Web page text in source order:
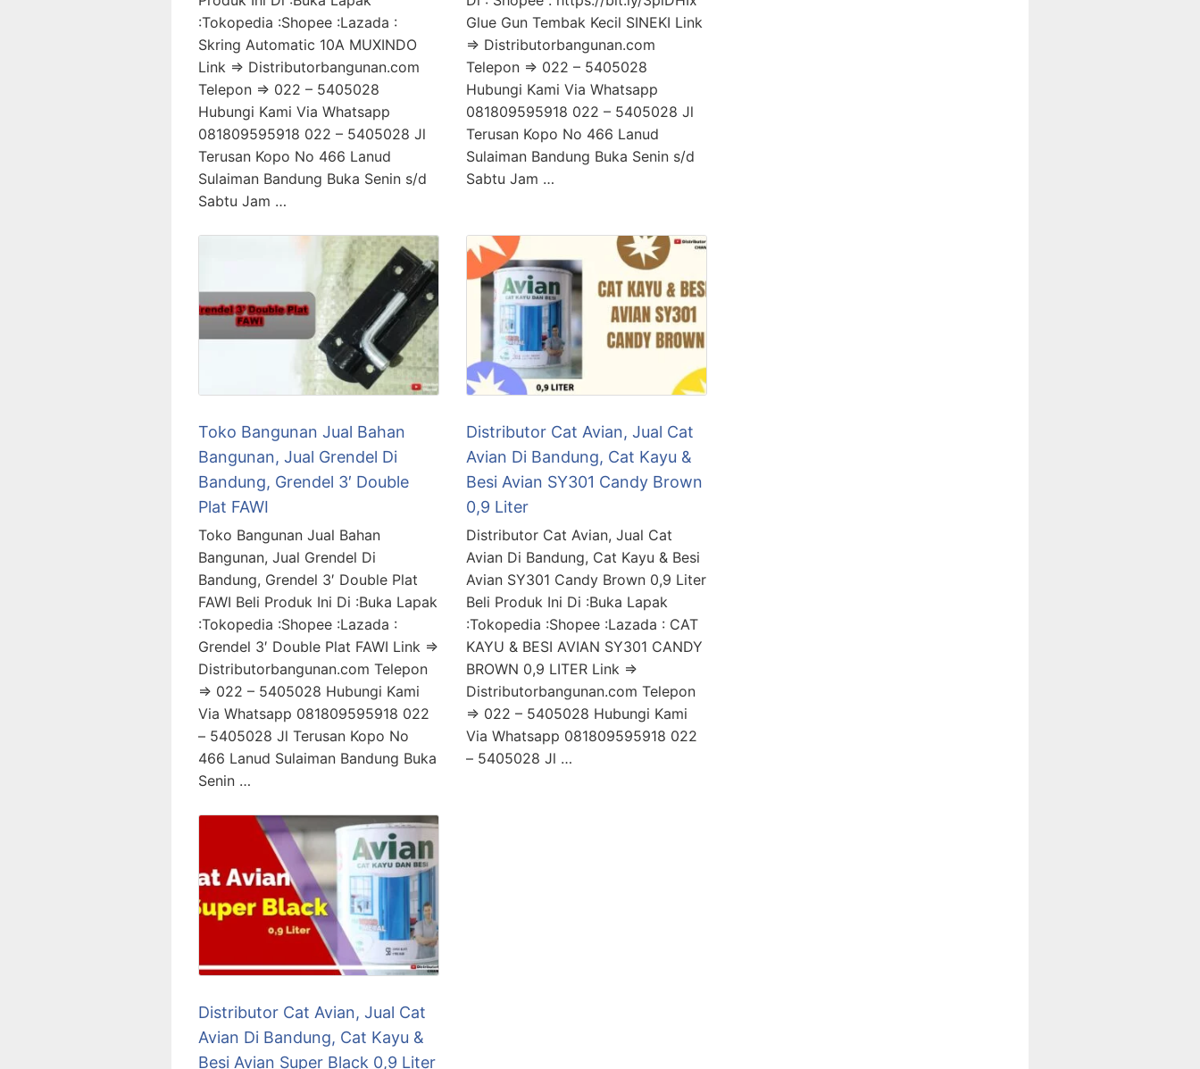
:Tokopedia :Shopee :Lazada :
Skring Automatic 10A MUXINDO
Link => Distributorbangunan.com
Telepon => 022 – 5405028
Hubungi Kami Via Whatsapp
081809595918 022 – 5405028 Jl
Terusan Kopo No 466 Lanud
Sulaiman Bandung Buka Senin s/d
Sabtu Jam …
Glue Gun Tembak Kecil SINEKI Link
=> Distributorbangunan.com
Telepon => 022 – 5405028
Hubungi Kami Via Whatsapp
081809595918 022 – 5405028 Jl
Terusan Kopo No 466 Lanud
Sulaiman Bandung Buka Senin s/d
Sabtu Jam …
Toko Bangunan Jual Bahan
Bangunan, Jual Grendel Di
Bandung, Grendel 3′ Double
Plat FAWI
Toko Bangunan Jual Bahan
Bangunan, Jual Grendel Di
Bandung, Grendel 3′ Double Plat
FAWI Beli Produk Ini Di :Buka Lapak
:Tokopedia :Shopee :Lazada :
Grendel 3′ Double Plat FAWI Link =>
Distributorbangunan.com Telepon
=> 022 – 5405028 Hubungi Kami
Via Whatsapp 081809595918 022
– 5405028 Jl Terusan Kopo No
466 Lanud Sulaiman Bandung Buka
Senin …
Distributor Cat Avian, Jual Cat
Avian Di Bandung, Cat Kayu &
Besi Avian SY301 Candy Brown
0,9 Liter
Distributor Cat Avian, Jual Cat
Avian Di Bandung, Cat Kayu & Besi
Avian SY301 Candy Brown 0,9 Liter
Beli Produk Ini Di :Buka Lapak
:Tokopedia :Shopee :Lazada : CAT
KAYU & BESI AVIAN SY301 CANDY
BROWN 0,9 LITER Link =>
Distributorbangunan.com Telepon
=> 022 – 5405028 Hubungi Kami
Via Whatsapp 081809595918 022
– 5405028 Jl …
Distributor Cat Avian, Jual Cat
Avian Di Bandung, Cat Kayu &
Besi Avian Super Black 0,9 Liter